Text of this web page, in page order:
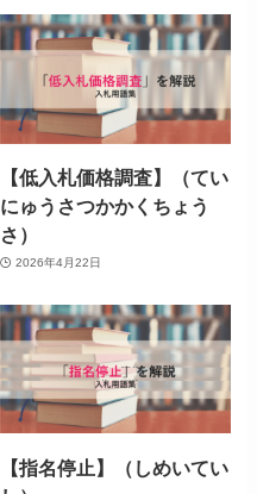
【低入札価格調査】（てい
にゅうさつかかくちょう
さ）
2026年4月22日
【指名停止】（しめいてい